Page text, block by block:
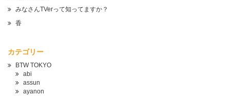
みなさんTVerって知ってますか？
香
カテゴリー
BTW TOKYO
abi
assun
ayanon